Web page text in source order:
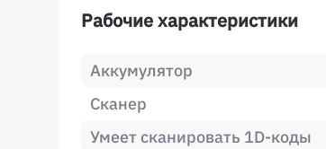
Рабочие характеристики
Аккумулятор
Сканер
Умеет сканировать 1D-коды